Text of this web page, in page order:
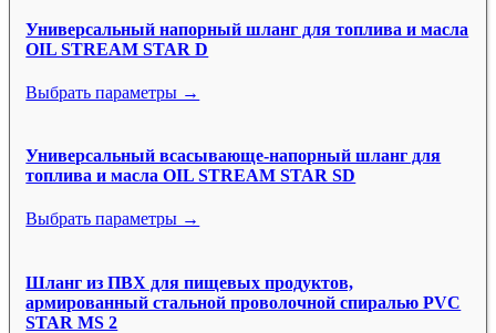
Универсальный напорный шланг для топлива и масла
OIL STREAM STAR D
Выбрать параметры →
Универсальный всасывающе-напорный шланг для
топлива и масла OIL STREAM STAR SD
Выбрать параметры →
Шланг из ПВХ для пищевых продуктов,
армированный стальной проволочной спиралью PVC
STAR MS 2